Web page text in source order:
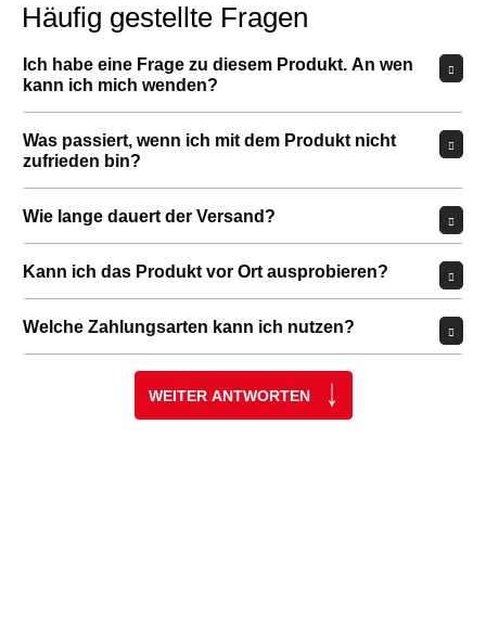
Häufig gestellte Fragen
Ich habe eine Frage zu diesem Produkt. An wen
kann ich mich wenden?
Was passiert, wenn ich mit dem Produkt nicht
zufrieden bin?
Wie lange dauert der Versand?
Kann ich das Produkt vor Ort ausprobieren?
Welche Zahlungsarten kann ich nutzen?
WEITER ANTWORTEN